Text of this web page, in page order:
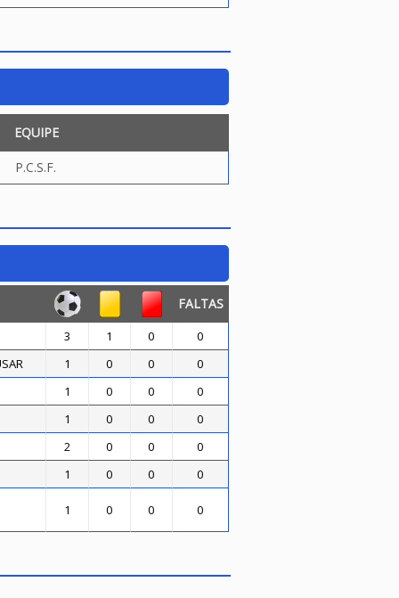
EQUIPE
P.C.S.F.
FALTAS
3 1 0
0
1 0 0
0
1 0 0
0
1 0 0
0
2 0 0
0
1 0 0 0
1 0 0 0